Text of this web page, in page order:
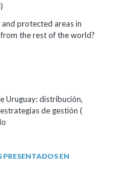
protected areas in
the rest of the world?
Uruguay: distribución,
de gestión (
EN